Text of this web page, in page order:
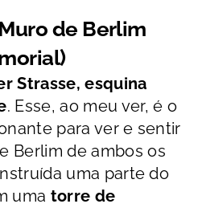
de Berlim
Strasse, esquina
. Esse, ao meu ver, é o
para ver e sentir
Berlim de ambos os
uma parte do
uma torre de